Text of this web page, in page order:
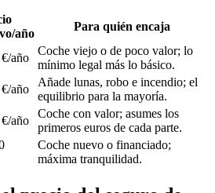
año
Para quién encaja
año
Coche viejo o de poco valor; lo
mínimo legal más lo básico.
año
Añade lunas, robo e incendio; el
equilibrio para la mayoría.
año
Coche con valor; asumes los
primeros euros de cada parte.
Coche nuevo o financiado;
máxima tranquilidad.